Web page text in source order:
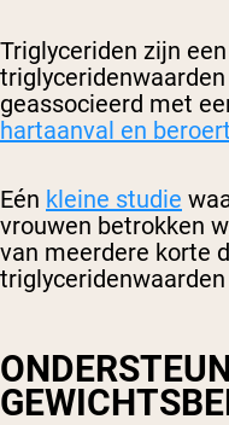
Triglyceriden zijn
geassocieerd met
hartaanval en
Eén kleine studie
vrouwen betrokken
van meerdere korte